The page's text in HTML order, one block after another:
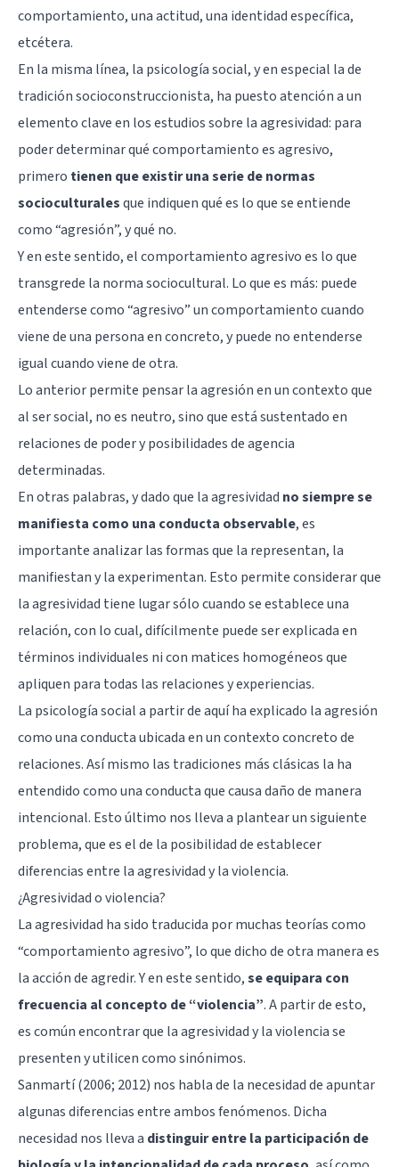
comportamiento, una actitud, una identidad específica,
etcétera.
En la misma línea, la psicología social, y en especial la de
tradición socioconstruccionista, ha puesto atención a un
elemento clave en los estudios sobre la agresividad: para
poder determinar qué comportamiento es agresivo,
primero tienen que existir una serie de normas
socioculturalesque indiquen qué es lo que se entiende
como “agresión”, y qué no.
Y en este sentido, el comportamiento agresivo es lo que
transgrede la norma sociocultural. Lo que es más: puede
entenderse como “agresivo” un comportamiento cuando
viene de una persona en concreto, y puede no entenderse
igual cuando viene de otra.
Lo anterior permite pensar la agresión en un contexto que
al ser social, no es neutro, sino que está sustentado en
relaciones de poder y posibilidades de agencia
determinadas.
En otras palabras, y dado que la agresividad no siempre se
manifiesta como una conducta observable, es
importante analizar las formas que la representan, la
manifiestan y la experimentan. Esto permite considerar que
la agresividad tiene lugar sólo cuando se establece una
relación, con lo cual, difícilmente puede ser explicada en
términos individuales ni con matices homogéneos que
apliquen para todas las relaciones y experiencias.
La psicología social a partir de aquí ha explicado la agresión
como una conducta ubicada en un contexto concreto de
relaciones. Así mismo las tradiciones más clásicas la ha
entendido como una conducta que causa daño de manera
intencional. Esto último nos lleva a plantear un siguiente
problema, que es el de la posibilidad de establecer
diferencias entre la agresividad y la violencia.
¿Agresividad o violencia?
La agresividad ha sido traducida por muchas teorías como
“comportamiento agresivo”, lo que dicho de otra manera es
la acción de agredir. Y en este sentido,se equipara con
frecuencia al concepto de “violencia”. A partir de esto,
es común encontrar que la agresividad y la violencia se
presenten y utilicen como sinónimos.
Sanmartí (2006; 2012) nos habla de la necesidad de apuntar
algunas diferencias entre ambos fenómenos. Dicha
necesidad nos lleva a distinguir entre la participación de